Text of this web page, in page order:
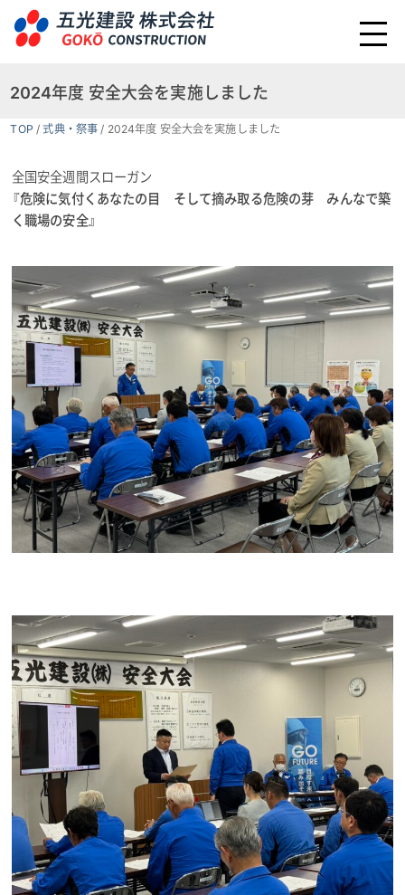
2024年度 安全大会を実施しました
TOP /式典・祭事 / 2024年度 安全大会を実施しました
全国安全週間スローガン
『危険に気付くあなたの目 そして摘み取る危険の芽 みんなで築
く職場の安全』